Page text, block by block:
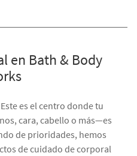
en Bath & Body
es el centro donde tu
cara, cabello o más—es
de prioridades, hemos
de cuidado de corporal